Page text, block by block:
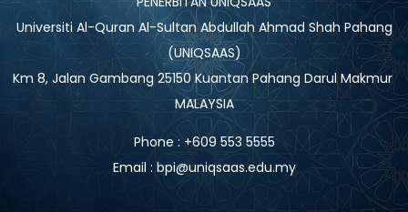
Universiti Al-Quran Al-Sultan Abdullah Ahmad Shah Pahang
(UNIQSAAS)
Km 8, Jalan Gambang 25150 Kuantan Pahang Darul Makmur
MALAYSIA
Phone : +609 553 5555
Email : bpi@uniqsaas.edu.my